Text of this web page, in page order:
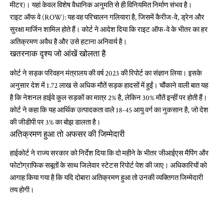
मीटर)। यहां केवल विशेष वैधानिक अनुमति से ही विनियमित निर्माण संभव है।
राइट ऑफ वे (ROW): यह वह परिचालन गलियारा है, जिसमें कैरीज-वे, ड्रेन और
सुरक्षा मार्जिन शामिल होते हैं। कोर्ट ने आदेश दिया कि राइट ऑफ-वे के भीतर का हर
अतिक्रमण अवैध है और उसे हटाना अनिवार्य है।
खतरनाक दृश्य जो आंखें खोलता है
कोर्ट ने सड़क परिवहन मंत्रालय की वर्ष 2023 की रिपोर्ट का संज्ञान लिया। इसके
अनुसार देश में 1.72 लाख से अधिक मौतें सड़क हादसों में हुईं। चौंकाने वाली बात यह
है कि नेशनल हाईवे कुल सड़कों का मात्र 2% है, लेकिन 30% मौतें इन्हीं पर होती हैं।
कोर्ट ने कहा कि यह आर्थिक उत्पादकता वाले 18-45 आयु वर्ग का नुकसान है, जो देश
की जीडीपी पर 3% का बोझ डालता है।
अतिक्रमण हुआ तो अफसर की जिम्मेदारी
हाईकोर्ट ने राज्य सरकार को निर्देश दिया कि दो महीने के भीतर जीआईएस मैपिंग और
फोटोग्राफिक सबूतों के साथ जिलेवार स्टेटस रिपोर्ट पेश की जाए। अधिकारियों को
आगाह किया गया है कि यदि दोबारा अतिक्रमण हुआ तो उनकी व्यक्तिगत जिम्मेदारी
तय होगी।